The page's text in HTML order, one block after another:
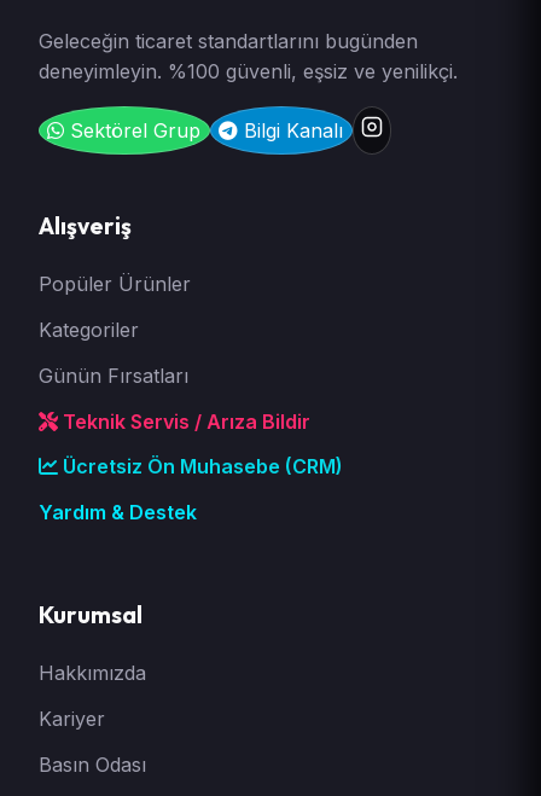
Geleceğin ticaret standartlarını bugünden
deneyimleyin. %100 güvenli, eşsiz ve yenilikçi.
Sektörel Grup Bilgi Kanalı
Alışveriş
Popüler Ürünler
Kategoriler
Günün Fırsatları
Teknik Servis / Arıza Bildir
Ücretsiz Ön Muhasebe (CRM)
Yardım & Destek
Kurumsal
Hakkımızda
Kariyer
Basın Odası